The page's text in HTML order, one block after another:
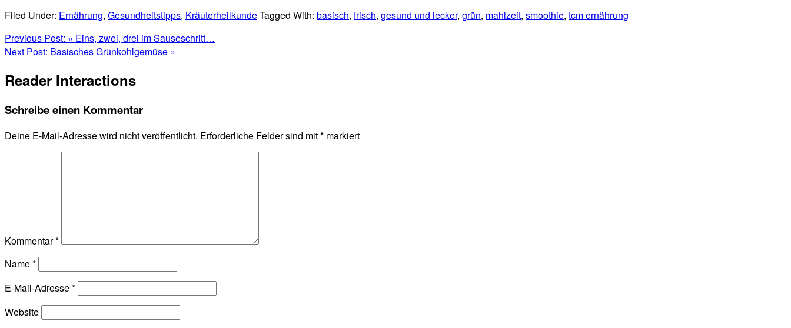
Filed Under: Ernährung, Gesundheitstipps, KräuterheilkundeTagged With: basisch, frisch, gesund und lecker, grün, mahlzeit, smoothie, tcm ernährung
Previous Post: « Eins, zwei, drei im Sauseschritt…
Next Post: Basisches Grünkohlgemüse »
Reader Interactions
Schreibe einen Kommentar
Deine E-Mail-Adresse wird nicht veröffentlicht. Erforderliche Felder sind mit* markiert
Kommentar*
Name*
E-Mail-Adresse*
Website